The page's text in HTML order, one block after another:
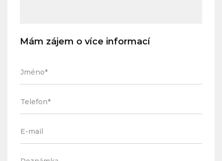
Mám zájem o více informací